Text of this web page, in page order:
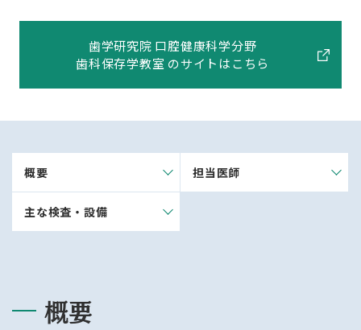
歯学研究院 口腔健康科学分野
歯科保存学教室 のサイトはこちら
概要 担当医師
主な検査・設備
概要